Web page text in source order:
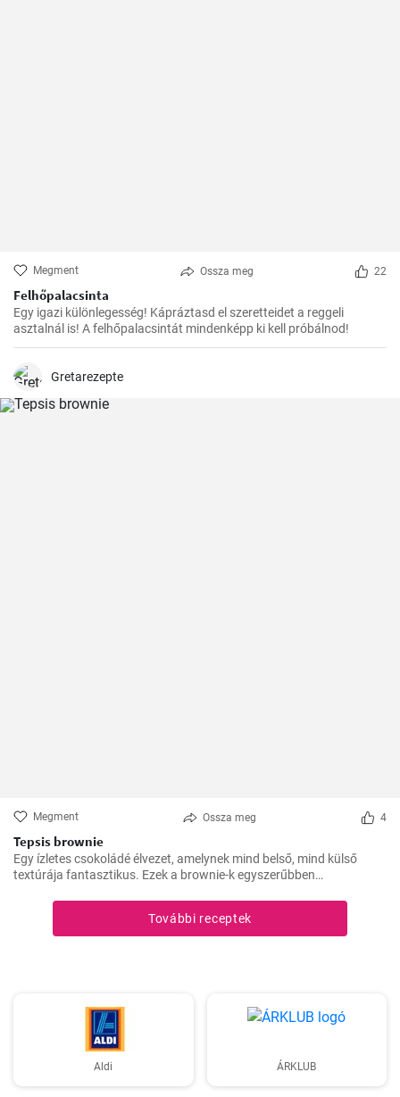
Megment Ossza meg 22
Felhőpalacsinta
Egy igazi különlegesség! Kápráztasd el szeretteidet a reggeli
asztalnál is! A felhőpalacsintát mindenképp ki kell próbálnod!
Gretarezepte
Megment Ossza meg 4
Tepsis brownie
Egy ízletes csokoládé élvezet, amelynek mind belső, mind külső
textúrája fantasztikus. Ezek a brownie-k egyszerűbben
fajták. Tökéletesek bulikra, piknikre vagy egyszerűen csak
További receptek
Aldi ÁRKLUB